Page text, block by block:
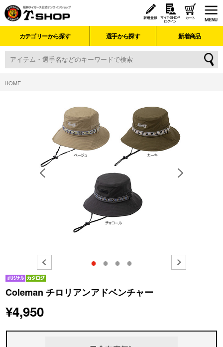
カテゴリーから探す 選手から探す 新着商品
HOME
● ● ● ●
Coleman チロリアンアドベンチャー
¥4,950